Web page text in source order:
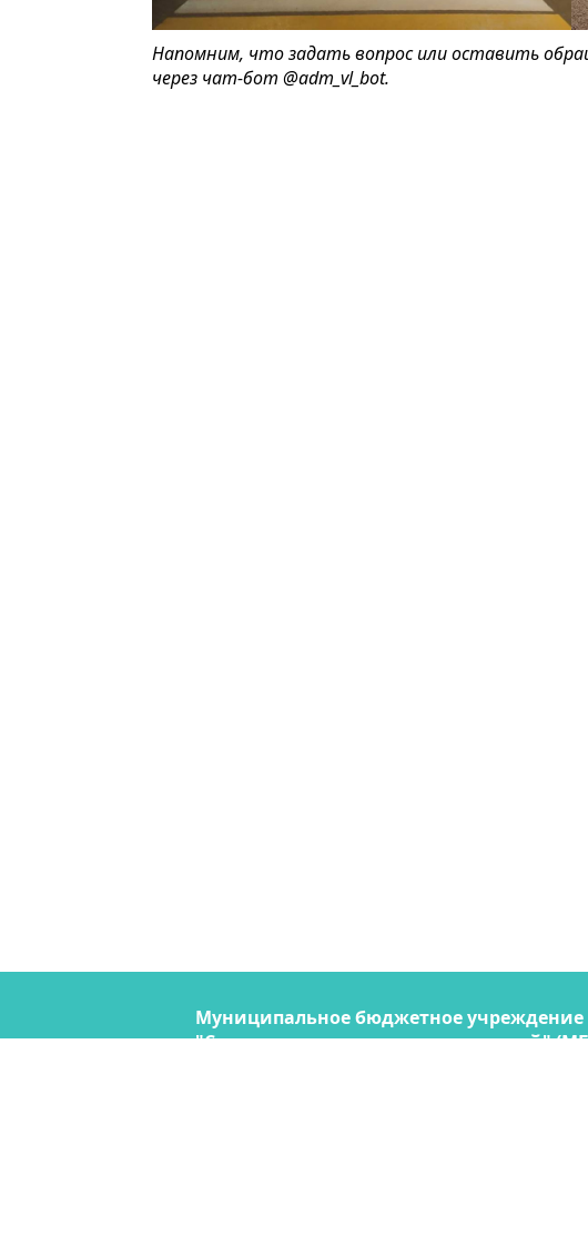
Напомним, что задать вопрос или оставить
через чат-бот @adm_vl_bot.
Муниципальное бюджетное учреждение
"Содержание городских территорий"